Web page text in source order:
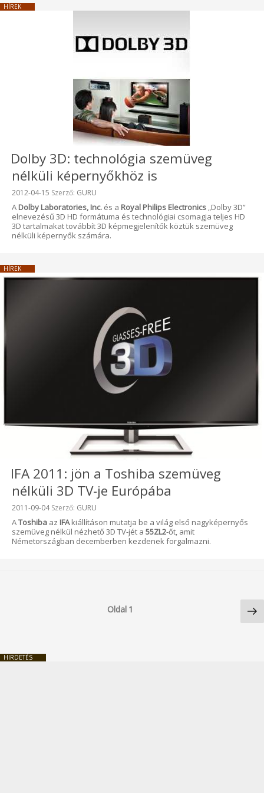
HÍREK
Dolby 3D: technológia szemüveg
nélküli képernyőkhöz is
Beküldve:
2012-04-15 Szerző: GURU
A Dolby Laboratories, Inc. és a Royal Philips Electronics „Dolby 3D”
elnevezésű 3D HD formátuma és technológiai csomagja teljes HD
3D tartalmakat továbbít 3D képmegjelenítők köztük szemüveg
nélküli képernyők számára.
HÍREK
IFA 2011: jön a Toshiba szemüveg
nélküli 3D TV-je Európába
Beküldve:
2011-09-04Szerző: GURU
AToshiba az IFAkiállításon mutatja be a világ első nagyképernyős
szemüveg nélkül nézhető 3D TV-jét a 55ZL2-őt, amit
Németországban decemberben kezdenek forgalmazni.
Oldal 1
HIRDETÉS